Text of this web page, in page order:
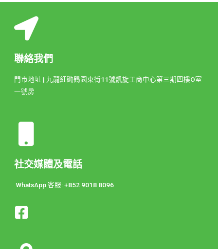
聯絡我們
門市地址 | 九龍紅磡鶴園東街11號凱旋工商中心第三期四樓O室
一號房
社交媒體及電話
WhatsApp 客服: +852 9018 8096